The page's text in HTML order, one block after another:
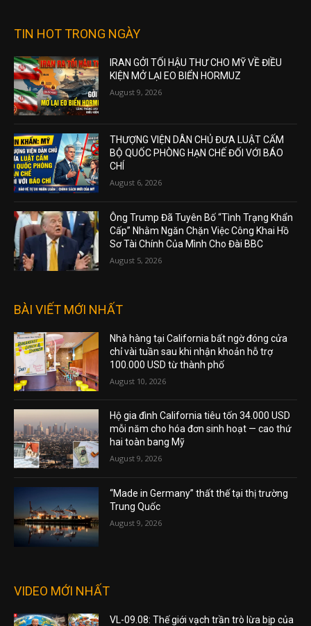
TIN HOT TRONG NGÀY
IRAN GỞI TỐI HẬU THƯ CHO MỸ VỀ ĐIỀU
KIỆN MỞ LẠI EO BIỂN HORMUZ
August 9, 2026
THƯỢNG VIỆN DÂN CHỦ ĐƯA LUẬT CẤM
BỘ QUỐC PHÒNG HẠN CHẾ ĐỐI VỚI BÁO
CHÍ
August 6, 2026
Ông Trump Đã Tuyên Bố “Tình Trạng Khẩn
Cấp” Nhằm Ngăn Chặn Việc Công Khai Hồ
Sơ Tài Chính Của Mình Cho Đài BBC
August 5, 2026
BÀI VIẾT MỚI NHẤT
Nhà hàng tại California bất ngờ đóng cửa
chỉ vài tuần sau khi nhận khoản hỗ trợ
100.000 USD từ thành phố
August 10, 2026
Hộ gia đình California tiêu tốn 34.000 USD
mỗi năm cho hóa đơn sinh hoạt — cao thứ
hai toàn bang Mỹ
August 9, 2026
“Made in Germany” thất thế tại thị trường
Trung Quốc
August 9, 2026
VIDEO MỚI NHẤT
VL-09.08: Thế giới vạch trần trò lừa bịp của